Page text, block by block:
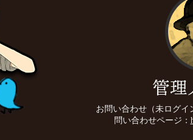
管
お問い合わせ（未ログイ
問い合わせページ：